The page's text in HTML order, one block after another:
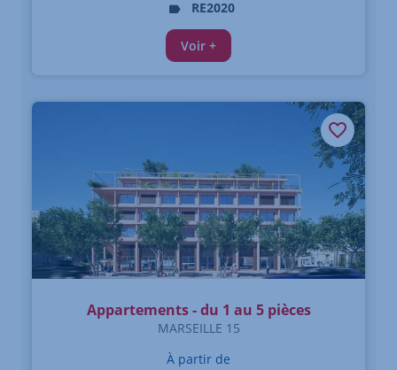
RE2020
Voir +
Appartements - du 1 au 5 pièces
MARSEILLE 15
À partir de